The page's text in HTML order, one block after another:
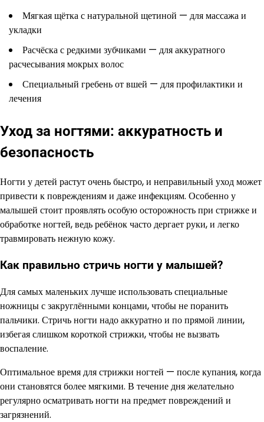
Мягкая щётка с натуральной щетиной — для массажа и
укладки
Расчёска с редкими зубчиками — для аккуратного
расчесывания мокрых волос
Специальный гребень от вшей — для профилактики и
лечения
Уход за ногтями: аккуратность и
безопасность
Ногти у детей растут очень быстро, и неправильный уход может
привести к повреждениям и даже инфекциям. Особенно у
малышей стоит проявлять особую осторожность при стрижке и
обработке ногтей, ведь ребёнок часто дергает руки, и легко
травмировать нежную кожу.
Как правильно стричь ногти у малышей?
Для самых маленьких лучше использовать специальные
ножницы с закруглёнными концами, чтобы не поранить
пальчики. Стричь ногти надо аккуратно и по прямой линии,
избегая слишком короткой стрижки, чтобы не вызвать
воспаление.
Оптимальное время для стрижки ногтей — после купания, когда
они становятся более мягкими. В течение дня желательно
регулярно осматривать ногти на предмет повреждений и
загрязнений.